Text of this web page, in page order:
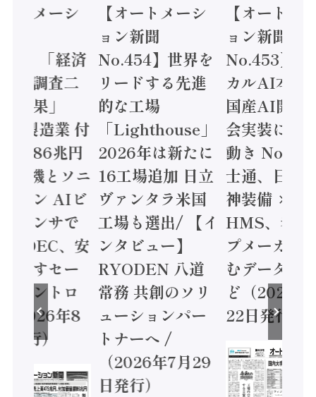
トメーシ
】「経済
態調査二
結果」
年製造業 付
額86兆円
電機とソニ
コン AIビ
センサで
/ IDEC、安
かすセー
コントロ
2026年8
発行）
【オートメーシ
ョン新聞
No.454】世界を
リードする先進
的な工場
「Lighthouse」
2026年は新たに
16工場追加 日立
ヴァンタラ米国
工場も選出/ 【イ
ンタビュー】
RYODEN 八道
常務 共創のソリ
ューションパー
トナーへ /
（2026年7月29
日発行）
【オートメ
ョン新聞
No.453】フ
カルAI本格
国産AI開発
会実装に活
動き
士通、日立
神装備 ×
HMS、老舗
プメーカー
むデータ活
ど（2026年
22日発行）